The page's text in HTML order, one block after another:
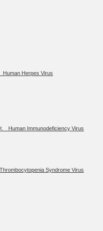
Herpes Virus
Human Immunodeficiency Virus
Syndrome Virus